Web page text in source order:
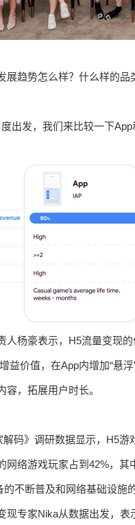
展趋势怎么样？什么样的
出发，我们来比较一下
人杨豪表示，H5流量变现
益价值，在App内增加“悬
容，拓展用户时长。
码》调研数据显示，H5
网络游戏玩家占到42%，
不断普及和网络基础设施
现专家Nika从数据出发，